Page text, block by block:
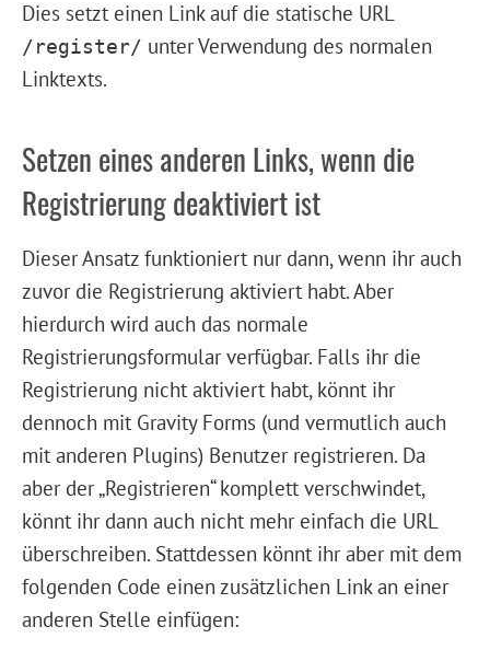
Dies setzt einen Link auf die statische URL
/register/ unter Verwendung des normalen
Linktexts.
Setzen eines anderen Links, wenn die
Registrierung deaktiviert ist
Dieser Ansatz funktioniert nur dann, wenn ihr auch
zuvor die Registrierung aktiviert habt. Aber
hierdurch wird auch das normale
Registrierungsformular verfügbar. Falls ihr die
Registrierung nicht aktiviert habt, könnt ihr
dennoch mit Gravity Forms (und vermutlich auch
mit anderen Plugins) Benutzer registrieren. Da
aber der „Registrieren“ komplett verschwindet,
könnt ihr dann auch nicht mehr einfach die URL
überschreiben. Stattdessen könnt ihr aber mit dem
folgenden Code einen zusätzlichen Link an einer
anderen Stelle einfügen: